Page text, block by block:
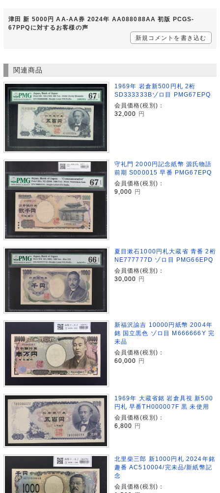
津田 新 5000円 AA-AA券 2024年 AA088088AA 初版 PCGS-
67PPQに対するお客様の声
新規コメントを書き込む
関連商品
1969年 岩倉新500円札 2桁
SD333333Bゾロ目 PMG67EPQ
会員価格(税別)：
32,000
円
守礼門 2000円記念紙幣 源氏物語
前期 S000015 早番 PMG67EPQ
会員価格(税別)：
9,000
円
夏目漱石1000円札大蔵省 青番 2桁
NE777777D ゾロ目 PMG66EPQ
会員価格(税別)：
30,000 円
新福沢諭吉 10000円紙幣 2004年
銘 国立黒色 ゾロ目 M666666Y 完
未品
会員価格(税別)：
60,000 円
1969年 大蔵省銘 岩倉具視 新500
円札 早番TH000007F 黒 未使用
会員価格(税別)：
6,800 円
北里柴三郎 新1000円札 2024年銘
趣番 AC510004/完未品/新紙幣記
念
会員価格(税別)：